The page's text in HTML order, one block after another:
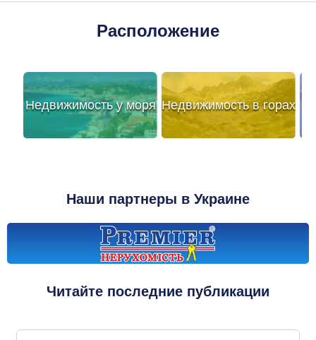
Расположение
Недвижимость у моря Недвижимость в горах
Наши партнеры в Украине
Читайте последние публикации